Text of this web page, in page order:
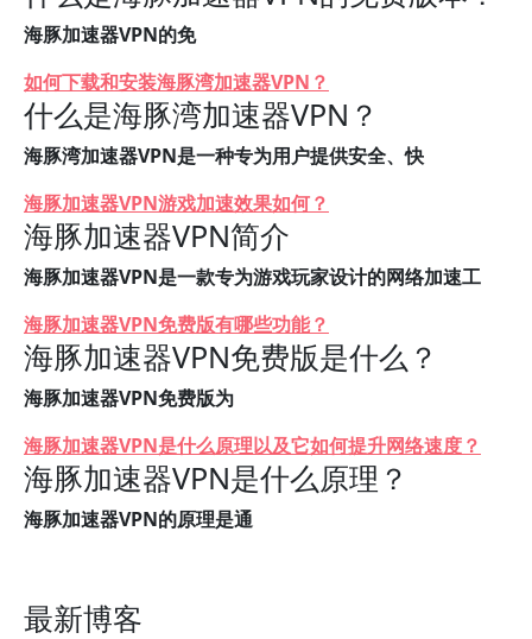
海豚加速器VPN的免
如何下载和安装海豚湾加速器VPN？
什么是海豚湾加速器VPN？
海豚湾加速器VPN是一种专为用户提供安全、快
海豚加速器VPN游戏加速效果如何？
海豚加速器VPN简介
海豚加速器VPN是一款专为游戏玩家设计的网络加速工
海豚加速器VPN免费版有哪些功能？
海豚加速器VPN免费版是什么？
海豚加速器VPN免费版为
海豚加速器VPN是什么原理以及它如何提升网络速度？
海豚加速器VPN是什么原理？
海豚加速器VPN的原理是通
最新博客